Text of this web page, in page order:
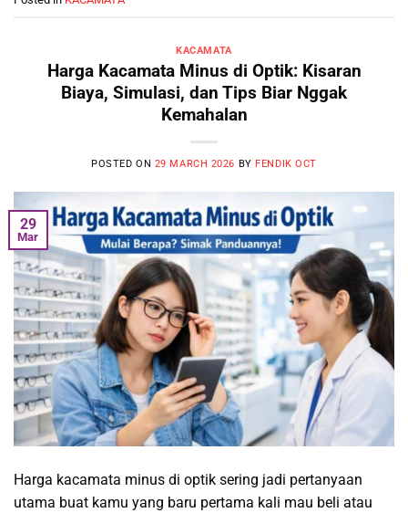
KACAMATA
Harga Kacamata Minus di Optik: Kisaran
Biaya, Simulasi, dan Tips Biar Nggak
Kemahalan
POSTED ON 29 MARCH 2026 BY FENDIK OCT
29
Mar
Harga kacamata minus di optik sering jadi pertanyaan
utama buat kamu yang baru pertama kali mau beli atau